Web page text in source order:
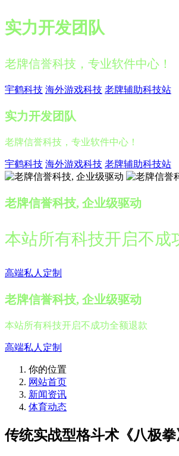
实力开发团队
老牌信誉科技，专业软件中心！
宇鹤科技 海外游戏科技 老牌辅助科技站
实力开发团队
老牌信誉科技，专业软件中心！
宇鹤科技 海外游戏科技 老牌辅助科技站
老牌信誉科技, 企业级驱动
本站所有科技开启不成
高端私人定制
老牌信誉科技, 企业级驱动
本站所有科技开启不成功全额退款
高端私人定制
你的位置
网站首页
新闻资讯
体育动态
传统实战型格斗术《八极